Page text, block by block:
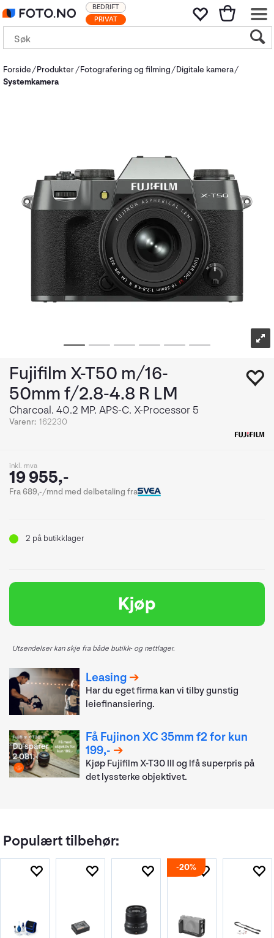
PRIVAT
BEDRIFT
Forside Produkter Fotografering og filming
Digitale kamera
Systemkamera
Fujifilm X-T50 m/16-
50mm f/2.8-4.8 R LM
Charcoal. 40.2 MP. APS-C. X-Processor 5
Varenr: 162230
inkl. mva
19 955,-
Fra 689,-/mnd med delbetaling fra
2 på butikklager
Kjøp
Utsendelser kan skje fra både butikk- og nettlager.
Leasing
Har du eget firma kan vi tilby gunstig
leiefinansiering.
Få Fujinon XC 35mm f2 for kun
199,-
Kjøp Fujifilm X-T30 III og lfå superpris på
det lyssterke objektivet.
Populært tilbehør:
20%